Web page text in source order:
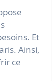
Et
Ainsi,
ce